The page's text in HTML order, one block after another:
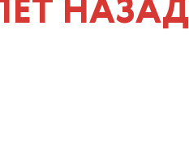
НАЗАД